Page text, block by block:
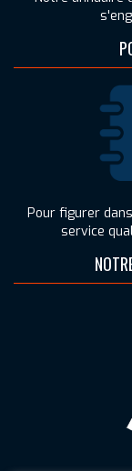
Pour figurer
service